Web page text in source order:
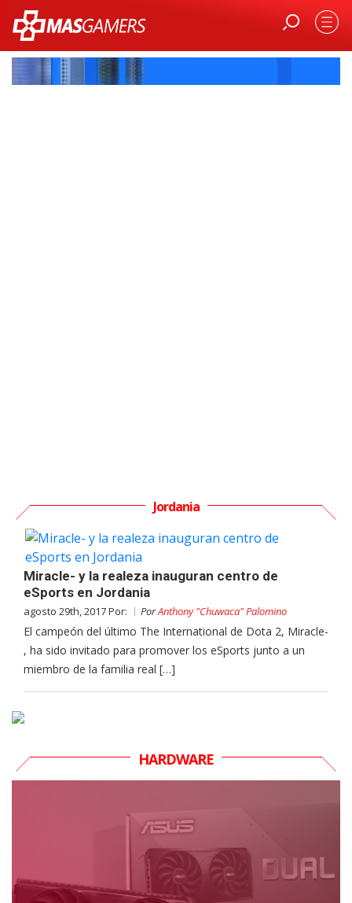
Jordania
Miracle- y la realeza inauguran centro de
eSports en Jordania
agosto 29th, 2017 Por: PorAnthony "Chuwaca" Palomino
El campeón del último The International de Dota 2, Miracle-
, ha sido invitado para promover los eSports junto a un
miembro de la familia real […]
HARDWARE